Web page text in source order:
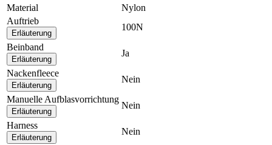
Material
Nylon
Auftrieb
Erläuterung
100N
Beinband
Erläuterung
Ja
Nackenfleece
Erläuterung
Nein
Manuelle Aufblasvorrichtung
Erläuterung
Nein
Harness
Erläuterung
Nein